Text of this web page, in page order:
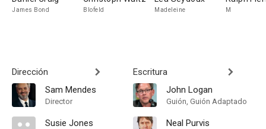
James Bond Blofeld Madeleine M
Dirección
Sam Mendes
Director
Susie Jones
Escritura
John Logan
Guión, Guión Adaptado
Neal Purvis